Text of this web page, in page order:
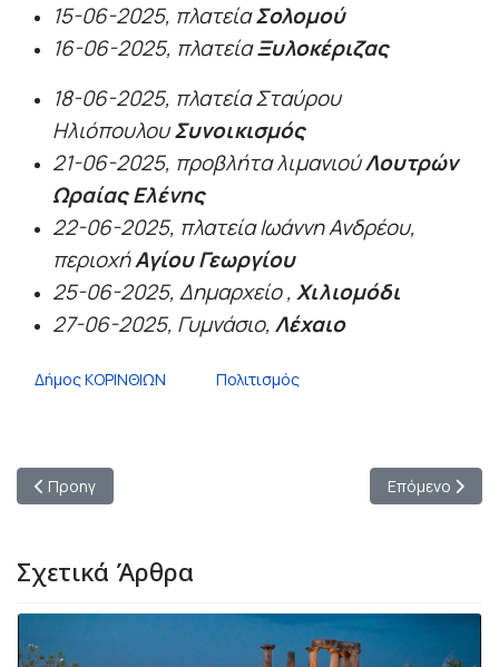
15-06-2025, πλατείαΣολομού
16-06-2025, πλατείαΞυλοκέριζας
18-06-2025, πλατεία Σταύρου
ΗλιόπουλουΣυνοικισμός
21-06-2025, προβλήτα λιμανιούΛουτρών
Ωραίας Ελένης
22-06-2025, πλατεία Ιωάννη Ανδρέου,
περιοχήΑγίου Γεωργίου
25-06-2025, Δημαρχείο , Χιλιομόδι
27-06-2025, Γυμνάσιο, Λέχαιο
Δήμος ΚΟΡΙΝΘΙΩΝ Πολιτισμός
Προηγούμενο άρθρο: Εθελοντικές Αιμοδοσίες "Δώσε Αίμα,
Προηγ Επόμενο
Επόμενο
Σχετικά Άρθρα